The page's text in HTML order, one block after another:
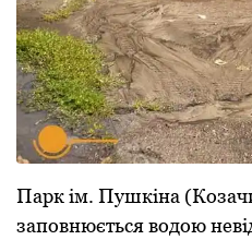
Парк ім. Пушкіна
заповнюється водою